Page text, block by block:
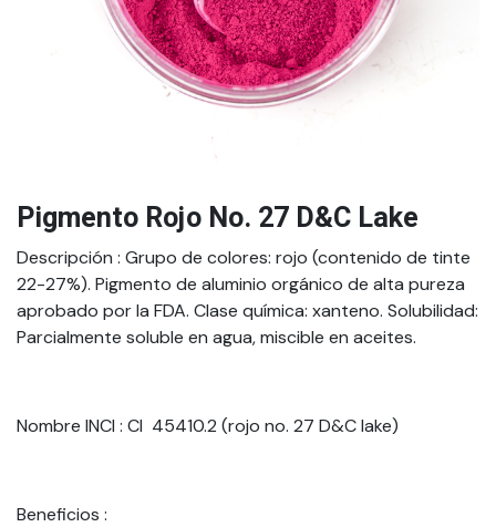
Pigmento Rojo No. 27 D&C Lake
Descripción : Grupo de colores: rojo (contenido de tinte
22-27%). Pigmento de aluminio orgánico de alta pureza
aprobado por la FDA. Clase química: xanteno. Solubilidad:
Parcialmente soluble en agua, miscible en aceites.
Nombre INCI : CI 45410.2 (rojo no. 27 D&C lake)
Beneficios :